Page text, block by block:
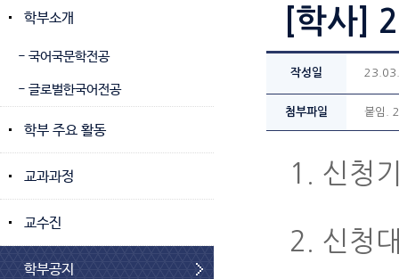
학부소개
- 국어국문학전공
- 글로벌한국어전공
학부 주요 활동
교과과정
교수진
학부공지
[학사]
작성일
첨부파일 붙임.
1. 신청
2. 신청